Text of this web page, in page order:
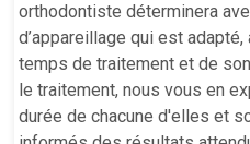
orthodontiste déterminera
d’appareillage qui est
temps de traitement et de
le traitement, nous vous en
durée de chacune d'elles et